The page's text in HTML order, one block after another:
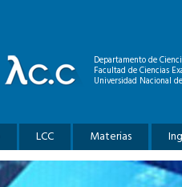
Departamento de
Facultad de Ciencias
Universidad Nacional
LCC Materias